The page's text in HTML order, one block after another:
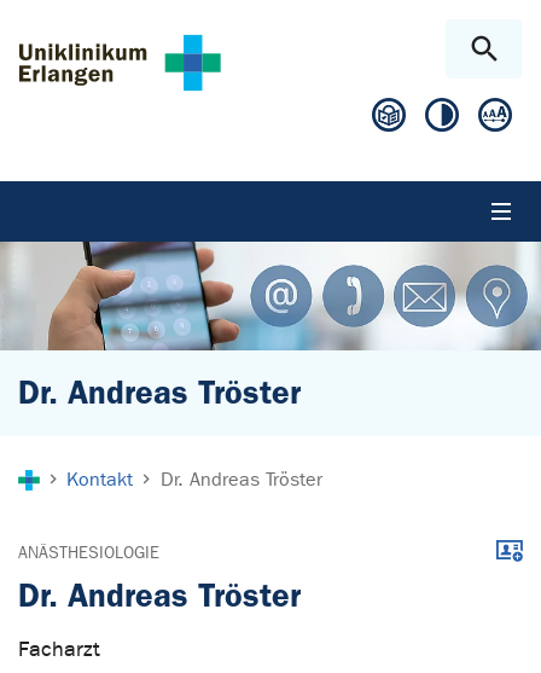
Dr. Andreas Tröster
Kontakt Dr. Andreas Tröster
ANÄSTHESIOLOGIE
Dr. Andreas Tröster
Facharzt